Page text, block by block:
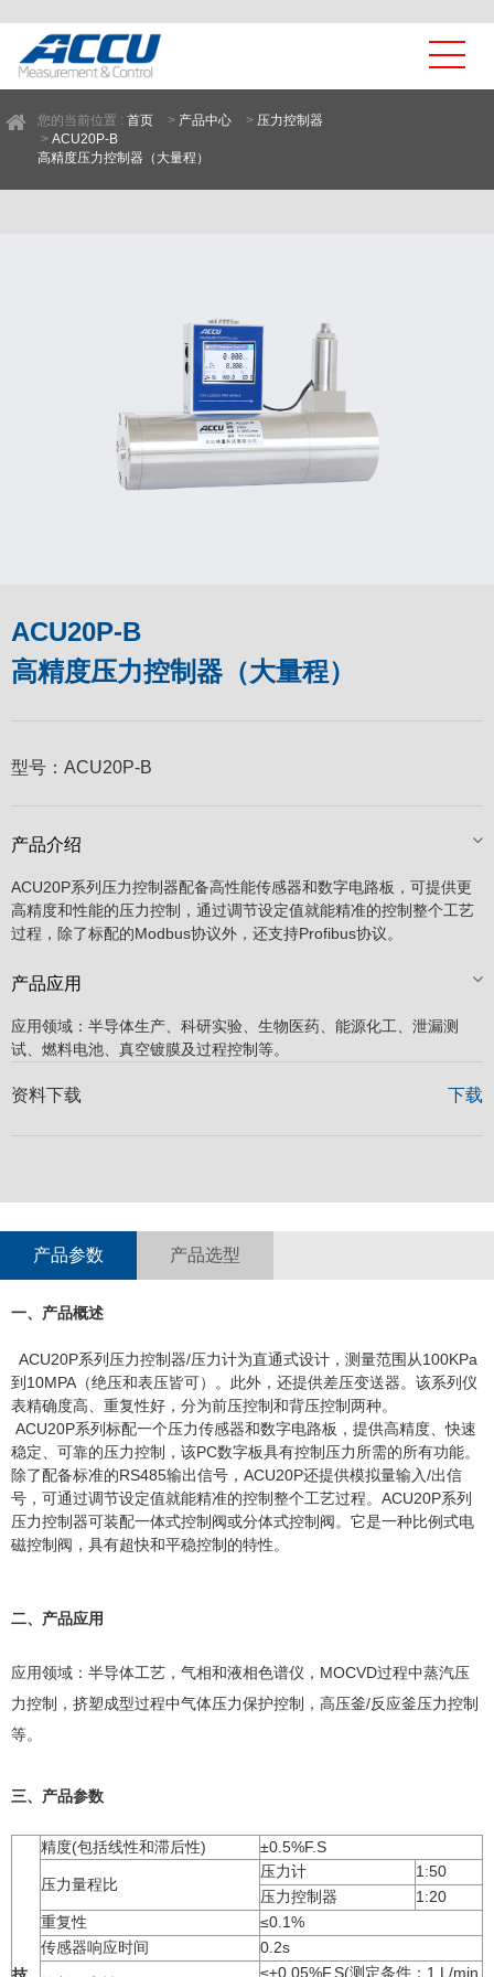
您的当前位置 : 首页 > 产品中心 > 压力控制器
> ACU20P-B
高精度压力控制器（大量程）
ACU20P-B
高精度压力控制器（大量程）
型号： ACU20P-B
产品介绍
ACU20P系列压力控制器配备高性能传感器和数字电路板，可提供更
高精度和性能的压力控制，通过调节设定值就能精准的控制整个工艺
过程，除了标配的Modbus协议外，还支持Profibus协议。
产品应用
应用领域：半导体生产、科研实验、生物医药、能源化工、泄漏测
试、燃料电池、真空镀膜及过程控制等。
资料下载 下载
产品参数 产品选型
一、产品概述
ACU20P系列压力控制器/压力计为直通式设计，测量范围从100KPa
到10MPA（绝压和表压皆可）。此外，还提供差压变送器。该系列仪
表精确度高、重复性好，分为前压控制和背压控制两种。
ACU20P系列标配一个压力传感器和数字电路板，提供高精度、快速
稳定、可靠的压力控制，该PC数字板具有控制压力所需的所有功能。
除了配备标准的RS485输出信号，ACU20P还提供模拟量输入/出信
号，可通过调节设定值就能精准的控制整个工艺过程。ACU20P系列
压力控制器可装配一体式控制阀或分体式控制阀。它是一种比例式电
磁控制阀，具有超快和平稳控制的特性。
二、产品应用
应用领域：半导体工艺，气相和液相色谱仪，MOCVD过程中蒸汽压
力控制，挤塑成型过程中气体压力保护控制，高压釜/反应釜压力控制
等。
三、产品参数
精度(包括线性和滞后性) ±0.5%F.S
压力量程比
压力计
1:50
压力控制器
1:20
重复性
≤0.1%
传感器响应时间
0.2s
≤±0.05%F.S(测定条件：1 L/min